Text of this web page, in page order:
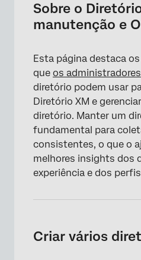
Criar vários diretórios
função
Criar regras de
Mesclando contatos
Remover contatos com
insuficiente
Sobre o
manutenção e
Esta página destaca
que os administradores
diretório podem usar
Diretório XM e
diretório. Manter um
fundamental para
consistentes, o que o
melhores insights dos
experiência e dos
Criar vários